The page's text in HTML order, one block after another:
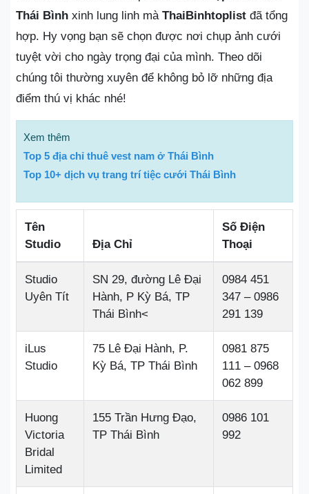
Thái Bình xinh lung linh mà ThaiBinhtoplist đã tổng
hợp. Hy vọng bạn sẽ chọn được nơi chụp ảnh cưới
tuyệt vời cho ngày trọng đại của mình. Theo dõi
chúng tôi thường xuyên để không bỏ lỡ những địa
điểm thú vị khác nhé!
Xem thêm
Top 5 địa chỉ thuê vest nam ở Thái Bình
Top 10+ dịch vụ trang trí tiệc cưới Thái Bình
Tên
Studio
Địa Chỉ
Số Điện
Thoại
Studio
Uyên Tít
SN 29, đường Lê Đại
Hành, P Kỳ Bá, TP
Thái Bình<
0984 451
347 – 0986
291 139
iLus
Studio
75 Lê Đại Hành, P.
Kỳ Bá, TP Thái Bình
0981 875
111 – 0968
062 899
Huong
Victoria
Bridal
Limited
155 Trần Hưng Đạo,
TP Thái Bình
0986 101
992